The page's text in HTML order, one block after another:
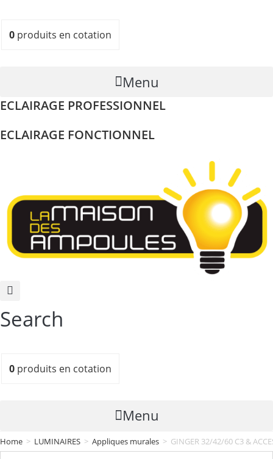
0 produits en cotation
Menu
ECLAIRAGE PROFESSIONNEL
ECLAIRAGE FONCTIONNEL
Search
0 produits en cotation
Menu
Home > LUMINAIRES > Appliques murales > GINGER 32/42/60 C3 &